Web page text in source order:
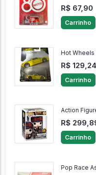
R$ 67,90
Carrinho
Hot Wheels
R$ 129,24
Carrinho
Action
R$
Carrinho
Pop Race